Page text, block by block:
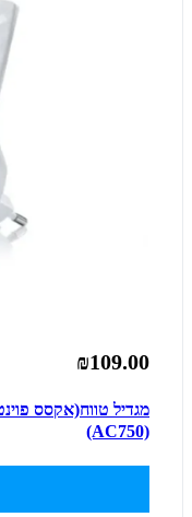
₪109.00
(AC750)